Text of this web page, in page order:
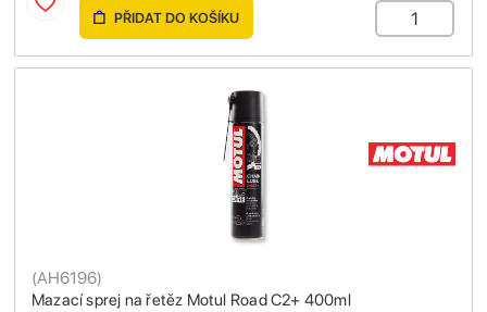
PŘIDAT DO KOŠÍKU
Mazací sprej na řetěz Motul Road C2+ 400ml
(AH6196)